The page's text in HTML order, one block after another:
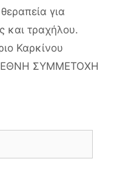
για
και τραχήλου.
Καρκίνου
ΣΥΜΜΕΤΟΧΗ